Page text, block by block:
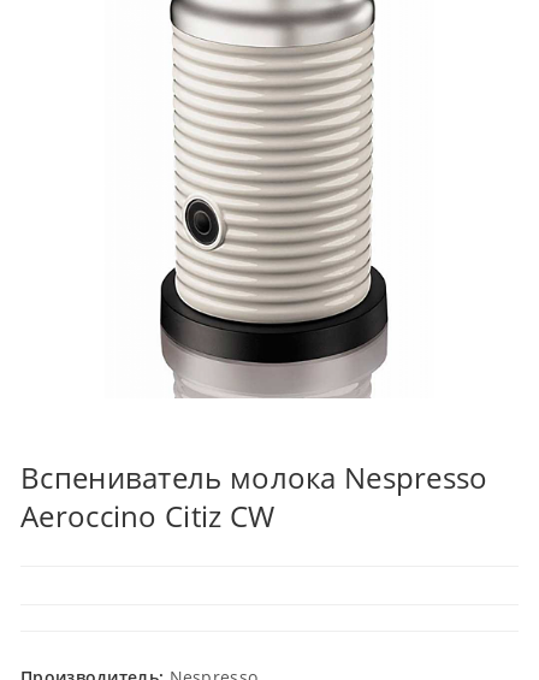
Вспениватель молока Nespresso
Aeroccino Citiz CW